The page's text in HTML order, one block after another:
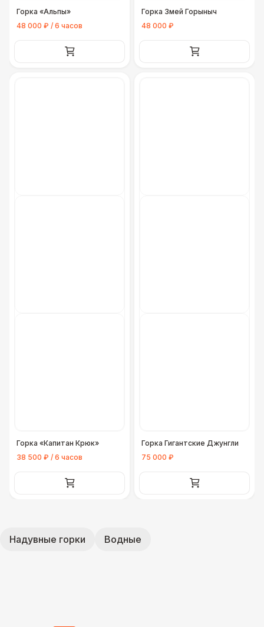
Горка «Альпы»
48 000 ₽ / 6 часов
Горка Змей Горыныч
48 000 ₽
Горка «Капитан Крюк»
38 500 ₽ / 6 часов
Горка Гигантские Джунгли
75 000 ₽
Надувные горки Водные